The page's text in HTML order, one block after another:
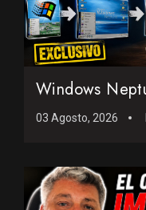
03 Agosto, 2026